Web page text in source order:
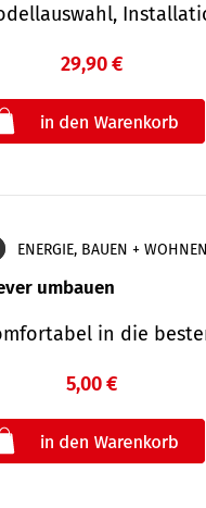
29,90 €
ENERGIE, BAUEN + WOHNEN
umbauen
in die
5,00 €